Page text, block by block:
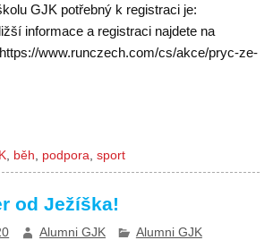
GJK potřebný k registraci je:
informace a registraci najdete na
www.runczech.com/cs/akce/pryc-ze-
běh podpora ,sport
od Ježíška!
Alumni GJK Alumni GJK